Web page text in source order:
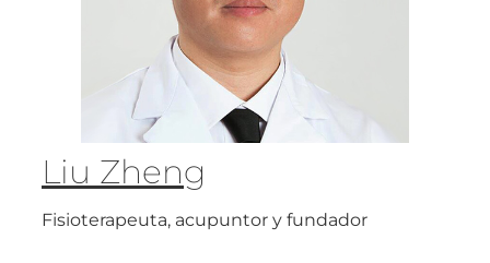
Liu Zheng
Fisioterapeuta, acupuntor y fundador